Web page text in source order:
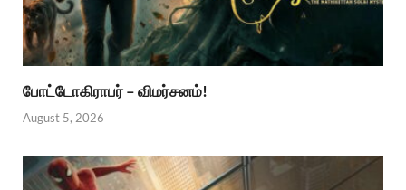
போட்டோகிராபர் – விமர்சனம்!
August 5, 2026